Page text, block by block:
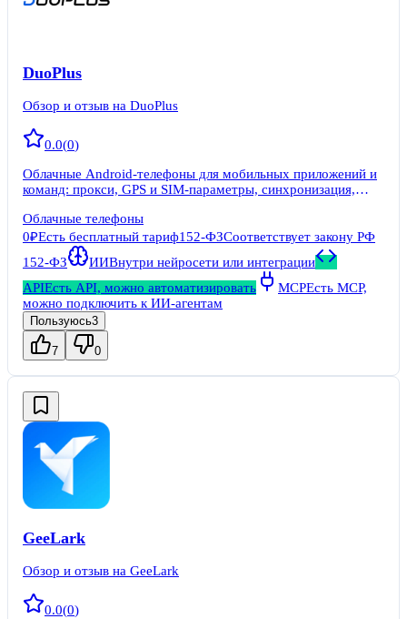
DuoPlus
Обзор и отзыв на DuoPlus
0.0(0)
Облачные Android-телефоны для мобильных приложений и
команд: прокси, GPS и SIM-параметры, синхронизация,
Облачные телефоны
0₽Есть бесплатный тариф152-ФЗСоответствует закону РФ
152-ФЗ
ИИВнутри нейросети или интеграции
APIЕсть API, можно автоматизировать MCPЕсть MCP,
можно подключить к ИИ-агентам
Пользуюсь3
7 0
GeeLark
Обзор и отзыв на GeeLark
0.0(0)